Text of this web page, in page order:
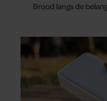
Brood langs de
aan herinneringen
samen en werd